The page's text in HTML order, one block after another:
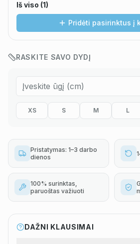
Iš viso (1)
Pridėti pasirinktus į
RASKITE SAVO DYDĮ
XS S M L
Pristatymas: 1–3 darbo
dienos
100% surinktas,
paruoštas važiuoti
DAŽNI KLAUSIMAI